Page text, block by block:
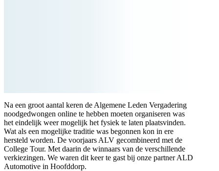
Na een groot aantal keren de Algemene Leden Vergadering
noodgedwongen online te hebben moeten organiseren was
het eindelijk weer mogelijk het fysiek te laten plaatsvinden.
Wat als een mogelijke traditie was begonnen kon in ere
hersteld worden. De voorjaars ALV gecombineerd met de
College Tour. Met daarin de winnaars van de verschillende
verkiezingen. We waren dit keer te gast bij onze partner ALD
Automotive in Hoofddorp.